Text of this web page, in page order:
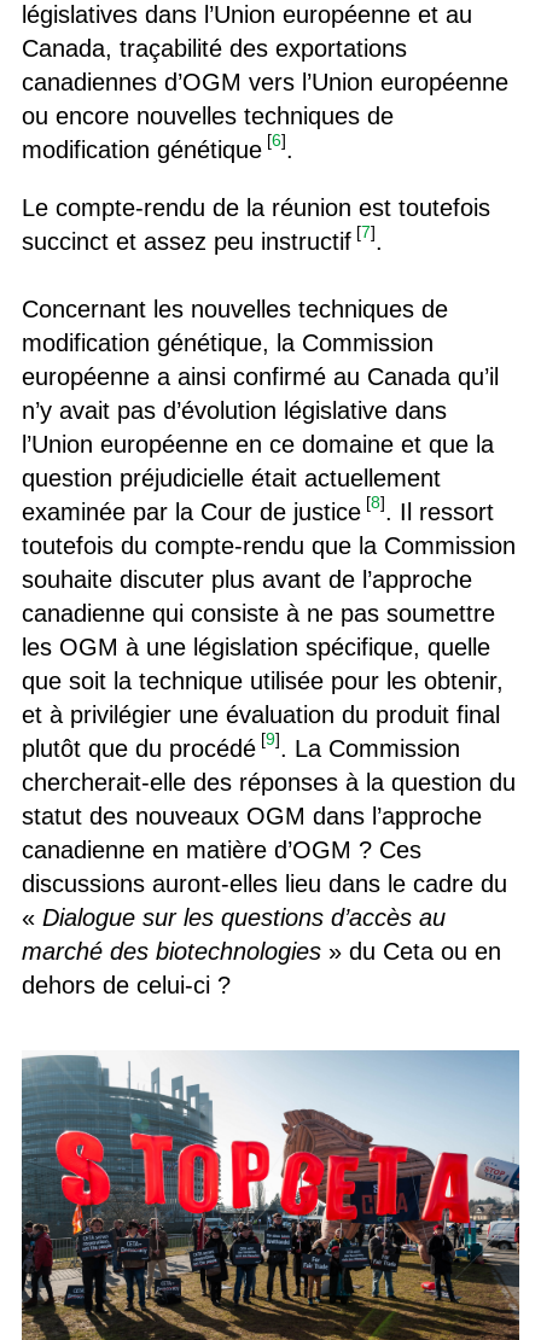
législatives dans l’Union européenne et au
Canada, traçabilité des exportations
canadiennes d’OGM vers l’Union européenne
ou encore nouvelles techniques de
modification génétique [6].
Le compte-rendu de la réunion est toutefois
succinct et assez peu instructif[7].
Concernant les nouvelles techniques de
modification génétique, la Commission
européenne a ainsi confirmé au Canada qu’il
n’y avait pas d’évolution législative dans
l’Union européenne en ce domaine et que la
question préjudicielle était actuellement
examinée par la Cour de justice [8]. Il ressort
toutefois du compte-rendu que la Commission
souhaite discuter plus avant de l’approche
canadienne qui consiste à ne pas soumettre
les OGM à une législation spécifique, quelle
que soit la technique utilisée pour les obtenir,
et à privilégier une évaluation du produit final
plutôt que du procédé [9]. La Commission
chercherait-elle des réponses à la question du
statut des nouveaux OGM dans l’approche
canadienne en matière d’OGM ? Ces
discussions auront-elles lieu dans le cadre du
« Dialogue sur les questions d’accès au
marché des biotechnologies» du Ceta ou en
dehors de celui-ci ?